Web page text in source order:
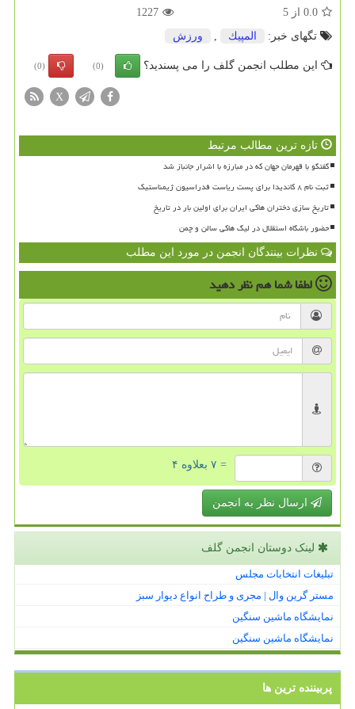
0.0 از 5
1227
تگهای خبر:
المپیك ورزش
این مطلب انجمن گلف را می پسندید؟ (0)
(0)
X
تازه ترین مطالب مرتبط
گفتگو با قهرمان جهان که در مبارزه با اشرار جانباز شد
ثبت نام ۸ کاندیدا برای پست ریاست فدراسیون ژیمناستیک
تاریخ سازی دختران هاکی ایران برای اولین بار در تاریخ
حضور باشگاه استقلال در لیگ هاکی سالن و چمن
نظرات بینندگان انجمن در مورد این مطلب
لطفا شما همنظر دهید
= ۷ بعلاوه ۴
ارسال نظر به انجمن
لینک دوستان انجمن گلف
تبلیغات انتخابات مجلس
مستر گرین وال | مجری و طراح انواع دیوار سبز
نمایشگاه ماشین سنگین
نمایشگاه ماشین سنگین
پربیننده ترین ها